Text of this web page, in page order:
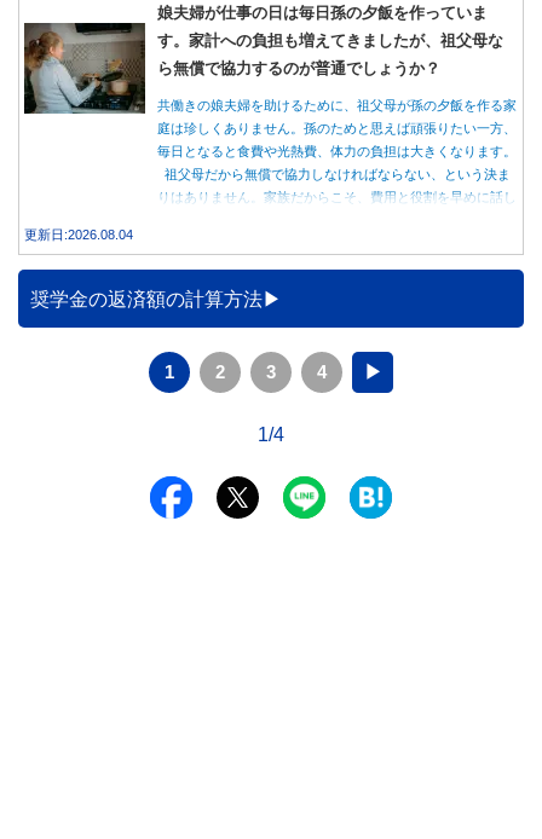
娘夫婦が仕事の日は毎日孫の夕飯を作っていま
す。家計への負担も増えてきましたが、祖父母な
ら無償で協力するのが普通でしょうか？
共働きの娘夫婦を助けるために、祖父母が孫の夕飯を作る家
庭は珍しくありません。孫のためと思えば頑張りたい一方、
毎日となると食費や光熱費、体力の負担は大きくなります。
祖父母だから無償で協力しなければならない、という決ま
りはありません。家族だからこそ、費用と役割を早めに話し
更新日:2026.08.04
奨学金の返済額の計算方法
1 2 3 4 ▶
1/4